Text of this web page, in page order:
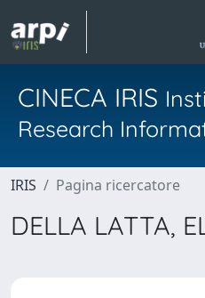
CINECA IRIS
Research
IRIS Pagina ricercatore
DELLA LATTA,